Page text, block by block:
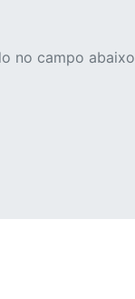
no campo abaixo